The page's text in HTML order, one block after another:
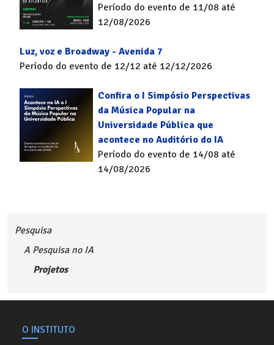
Período do evento de 11/08 até
12/08/2026
Luz, voz e Broadway - Avenida 7
Período do evento de 12/12 até 12/12/2026
Confira o I Simpósio Perspectivas
da Música Popular na
Universidade Pública que
acontece no Auditório do IA
Período do evento de 14/08 até
14/08/2026
Pesquisa
A Pesquisa no IA
Projetos
O INSTITUTO